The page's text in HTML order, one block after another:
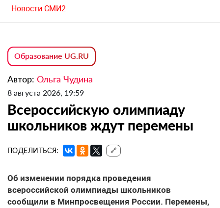
Новости СМИ2
Образование UG.RU
Автор: Ольга Чудина
8 августа 2026, 19:59
Всероссийскую олимпиаду
школьников ждут перемены
ПОДЕЛИТЬСЯ: 🔗
Об изменении порядка проведения
всероссийской олимпиады школьников
сообщили в Минпросвещения России. Перемены,